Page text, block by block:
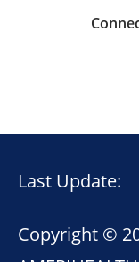
Last Update:
Copyright ©